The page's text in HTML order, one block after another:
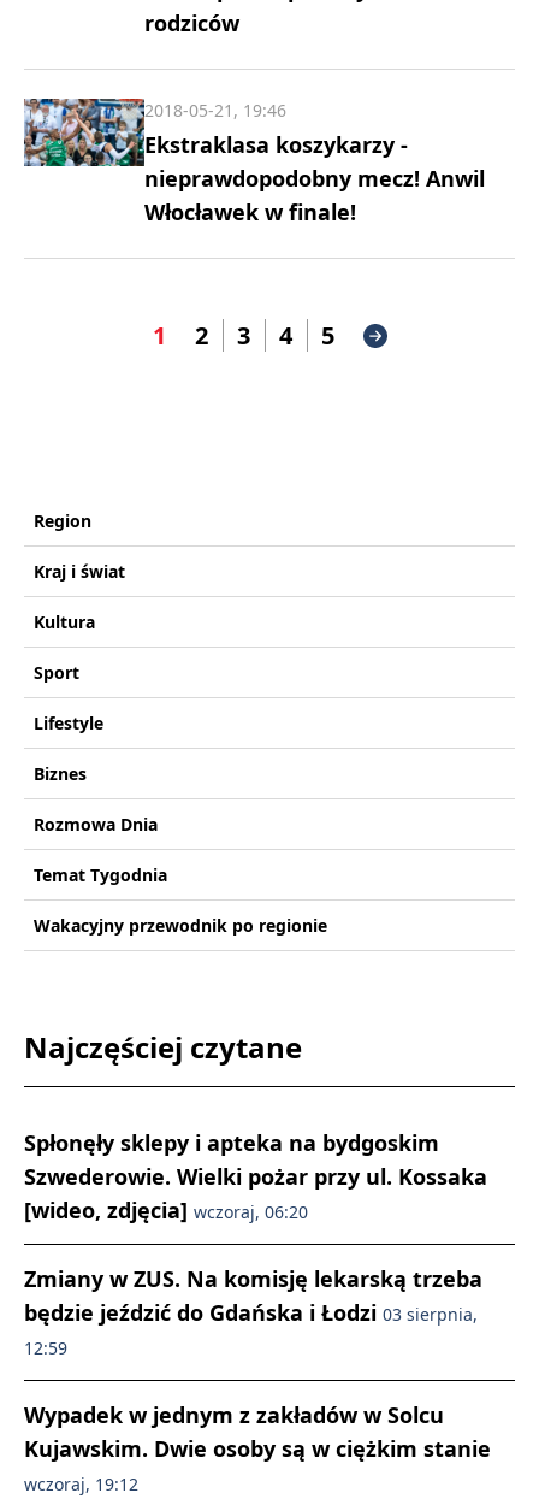
rodziców
Ekstraklasa koszykarzy -
nieprawdopodobny mecz! Anwil
Włocławek w finale!
2018-05-21, 19:46
1 2 3 4 5
Region
Kraj i świat
Kultura
Sport
Lifestyle
Biznes
Rozmowa Dnia
Temat Tygodnia
Wakacyjny przewodnik po regionie
Najczęściej czytane
Spłonęły sklepy i apteka na bydgoskim
Szwederowie. Wielki pożar przy ul. Kossaka
[wideo, zdjęcia] wczoraj, 06:20
Zmiany w ZUS. Na komisję lekarską trzeba
będzie jeździć do Gdańska i Łodzi 03 sierpnia,
12:59
Wypadek w jednym z zakładów w Solcu
Kujawskim. Dwie osoby są w ciężkim stanie
wczoraj, 19:12